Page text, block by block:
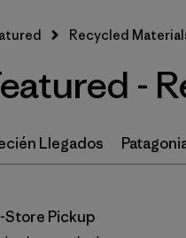
Recycled
-
Llegados
Store Pickup